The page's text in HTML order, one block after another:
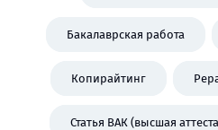
Бакалаврская работа
Копирайтинг
Статья ВАК (высшая